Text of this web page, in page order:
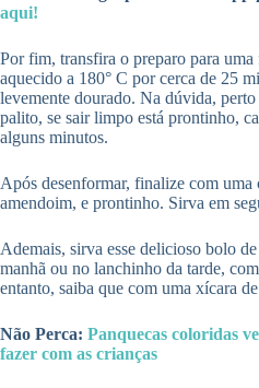
aqui!
Por fim, transfira o preparo para
aquecido a 180° C por cerca de 25
levemente dourado. Na dúvida,
palito, se sair limpo está prontinho,
alguns minutos.
Após desenformar, finalize com uma
amendoim, e prontinho. Sirva em
Ademais, sirva esse delicioso bolo
manhã ou no lanchinho da tarde,
entanto, saiba que com uma xícara
Não Perca: Panquecas coloridas
fazer com as crianças